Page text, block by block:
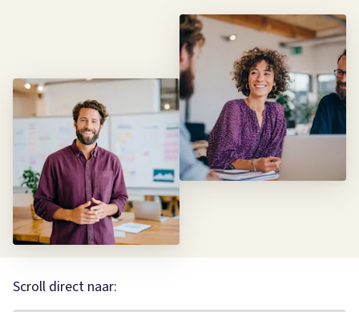
Scroll direct naar: